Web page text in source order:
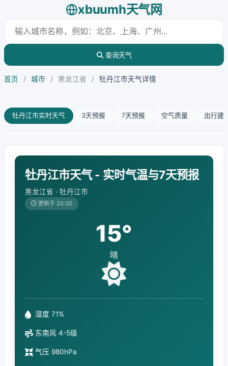
xbuumh天气网
查询天气
首页 / 城市 / 黑龙江省 / 牡丹江市天气详情
牡丹江市实时天气 3天预报 7天预报 空气质量 出行建
牡丹江市天气 - 实时气温与7天预报
黑龙江省 · 牡丹江市
更新于 20:30
15°
晴
湿度 71%
东南风 4-5级
气压 980hPa